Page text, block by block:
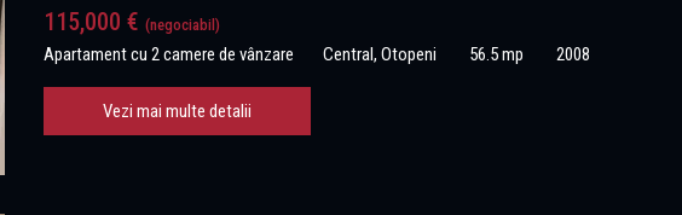
115,000 € (negociabil)
Apartament cu 2 camere de vânzare Central, Otopeni 56.5 mp 2008
Vezi mai multe detalii